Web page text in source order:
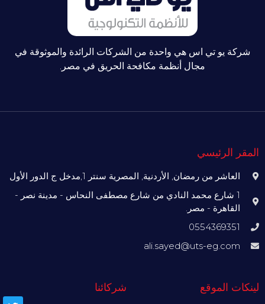
شركة يو تي اس هي واحدة من الشركات الرائدة والموثوقة في
مجال أنظمة مكافحة الحريق في مصر.
المقر الرئيسي
العاشر من رمضان, الأردنية, المصرية سنتر 1,مدخل ج الدور الأول
1 شارع محمد النادي من شارع مصطفى النحاس - مدينة نصر -
القاهرة - مصر.
0554369351
ali.sayed@uts-eg.com
لينكات الموقع شركائنا